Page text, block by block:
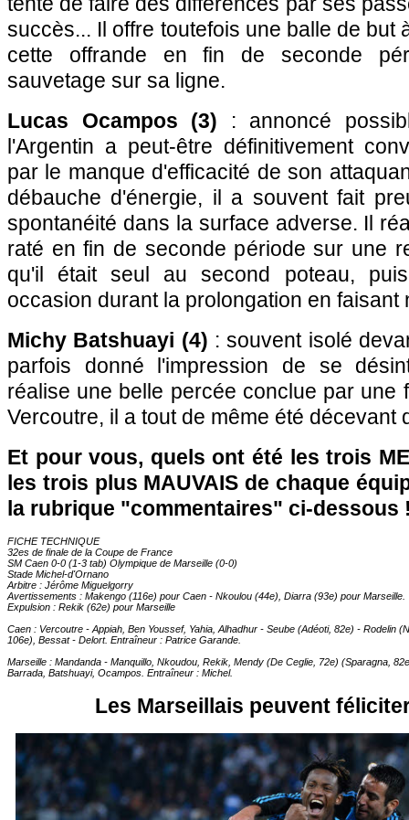
succès... Il offre toutefois une balle de but
cette offrande en fin de seconde
sauvetage sur sa ligne.
Lucas Ocampos (3) : annoncé
l'Argentin a peut-être définitivement
par le manque d'efficacité de son
débauche d'énergie, il a souvent fait
spontanéité dans la surface adverse. Il
raté en fin de seconde période sur une
qu'il était seul au second poteau,
occasion durant la prolongation en faisant
Michy Batshuayi (4) : souvent isolé
parfois donné l'impression de se
réalise une belle percée conclue par une
Vercoutre, il a tout de même été décevant
Et pour vous, quels ont été les trois
les trois plus MAUVAIS de chaque
la rubrique "commentaires" ci-dessous
FICHE TECHNIQUE
32es de finale de la Coupe de France
SM Caen 0-0 (1-3 tab) Olympique de Marseille (0-0)
Stade Michel-d'Ornano
Arbitre : Jérôme Miguelgorry
Avertissements : Makengo (116e) pour Caen - Nkoulou (44e), Diarra (93e) pour Marseille.
Expulsion : Rekik (62e) pour Marseille
Caen : Vercoutre - Appiah, Ben Youssef, Yahia, Alhadhur - Seube (Adéoti, 82e) - Rodelin
106e), Bessat - Delort. Entraîneur : Patrice Garande.
Marseille : Mandanda - Manquillo, Nkoudou, Rekik, Mendy (De Ceglie, 72e) (Sparagna,
Barrada, Batshuayi, Ocampos. Entraîneur : Michel.
Les Marseillais peuvent